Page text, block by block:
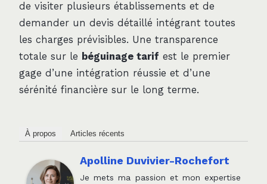
de visiter plusieurs établissements et de
demander un devis détaillé intégrant toutes
les charges prévisibles. Une transparence
totale sur le béguinage tarif est le premier
gage d’une intégration réussie et d’une
sérénité financière sur le long terme.
À propos Articles récents
Apolline Duvivier-Rochefort
Je mets ma passion et mon expertise